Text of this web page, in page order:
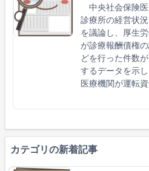
中央社会保険
診療所の経営状
を議論し、厚生
が診療報酬債権
どを行った件数
するデータを示
医療機関が運転
カテゴリの新着記事